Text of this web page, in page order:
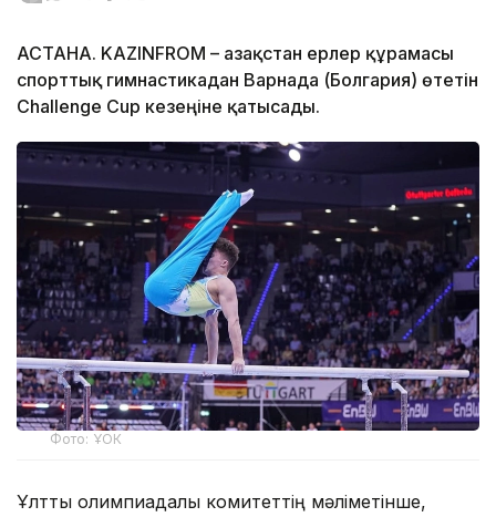
АСТАНА. KAZINFROM – Қазақстан ерлер құрамасы
спорттық гимнастикадан Варнада (Болгария) өтетін
Challenge Cup кезеңіне қатысады.
Фото: ҰОК
Ұлттық олимпиадалық комитеттің мәліметінше,